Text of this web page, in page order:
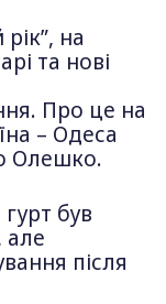
на
та нові
Про це на
– Одеса
Олешко.
був
але
після